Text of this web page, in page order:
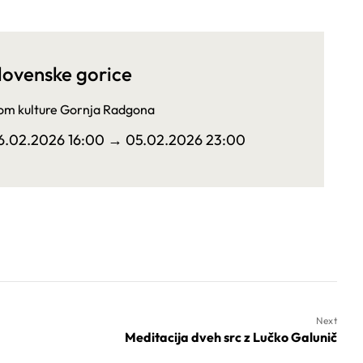
gorice
kulture Gornja Radgona
16:00 → 05.02.2026 23:00
Next
Meditacija dveh src z Lučko Galunič